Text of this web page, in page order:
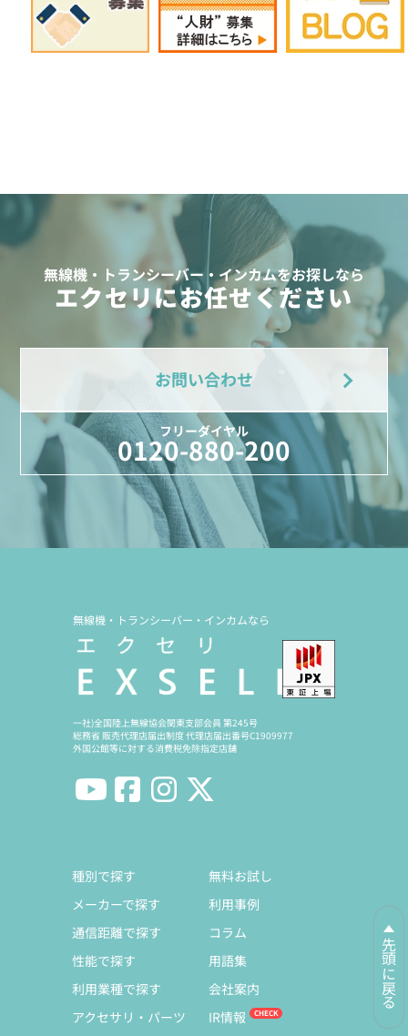
無線機・トランシーバー・インカムをお探しなら
エクセリにお任せください
お問い合わせ
フリーダイヤル
0120-880-200
先頭に戻る
無線機・トランシーバー・インカムなら
一社)全国陸上無線協会関東支部会員 第245号
総務省 販売代理店届出制度 代理店届出番号C1909977
外国公館等に対する消費税免除指定店舗
種別で探す
メーカーで探す
通信距離で探す
性能で探す
利用業種で探す
アクセサリ・パーツ
無料お試し
利用事例
コラム
用語集
会社案内
IR情報